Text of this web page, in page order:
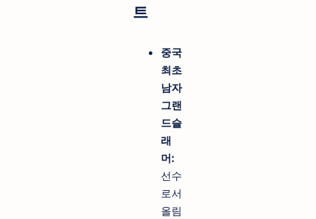
트
중국
최초
남자
그랜
드슬
래
머:
선수
로서
올림